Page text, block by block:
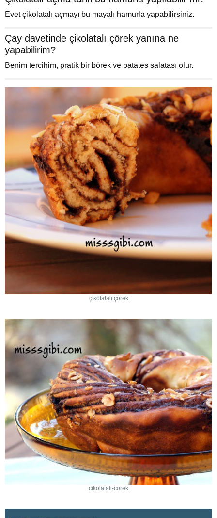
Evet çikolatalı açmayı bu mayalı hamurla yapabilirsiniz.
Çay davetinde çikolatalı çörek yanına ne
yapabilirim?
Benim tercihim, pratik bir börek ve patates salatası olur.
çikolatali çörek
cikolatali-corek